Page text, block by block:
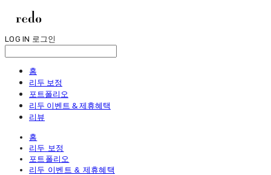
LOG IN 로그인
홈
리두 보정
포트폴리오
리두 이벤트 & 제휴혜택
리뷰
홈
리두 보정
포트폴리오
리두 이벤트 & 제휴혜택